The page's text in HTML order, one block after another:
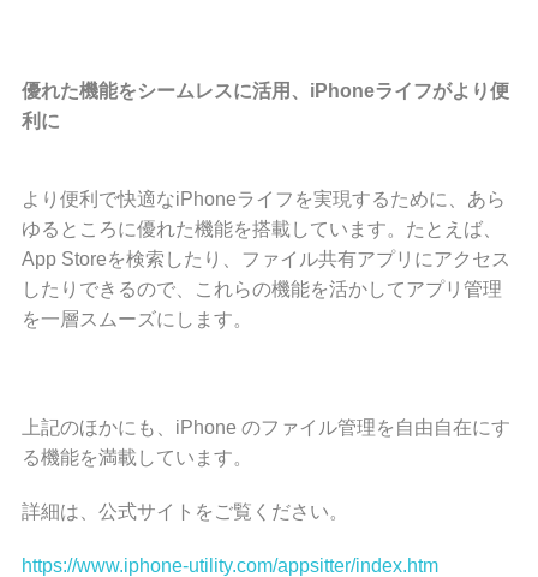
優れた機能をシームレスに活用、 iPhoneライフがより便
利に
より便利で快適なiPhoneライフを実現するために、あら
ゆるところに優れた機能を搭載しています。たとえば、
App Storeを検索したり、ファイル共有アプリにアクセス
したりできるので、これらの機能を活かしてアプリ管理
を一層スムーズにします。
上記のほかにも、iPhone のファイル管理を自由自在にす
る機能を満載しています。
詳細は、公式サイトをご覧ください。
https://www.iphone-utility.com/appsitter/index.htm